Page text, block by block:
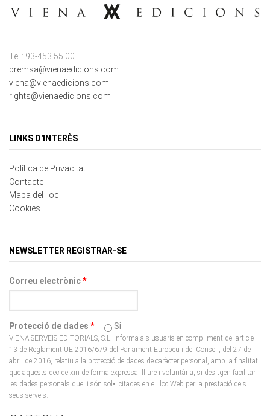
premsa@vienaedicions.com
viena@vienaedicions.com
rights@vienaedicions.com
Contacte
Mapa del lloc
Cookies
VIENA SERVEIS EDITORIALS, S.L. informa als usuaris en compliment del article
13 de Reglament UE 2016/679 del Parlament Europeu i del Consell, del 27 de
abril de 2016, relatiu a la protecció de dades de caràcter personal, amb la finalitat
que aquests decideixin de forma expressa, lliure i voluntària, si desitgen facilitar
les dades personals que li són sol•licitades en el lloc Web per la prestació dels
seus serveis.